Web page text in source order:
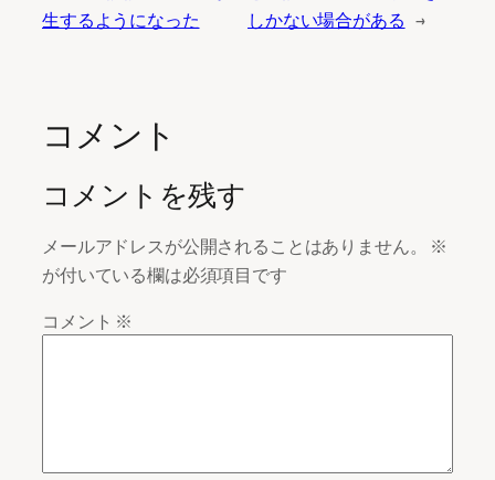
生するようになった
しかない場合がある →
コメント
コメントを残す
メールアドレスが公開されることはありません。
※
が付いている欄は必須項目です
コメント ※